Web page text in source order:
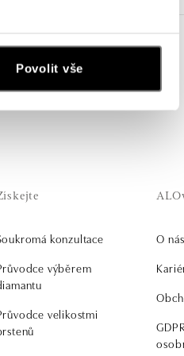
Povolit vše
je spojuje, zůstává
konzultace
výběrem
velikostmi
O nás